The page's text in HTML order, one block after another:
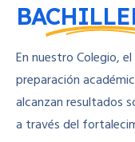
En nuestro Colegio,
preparación
alcanzan resultados
a través del